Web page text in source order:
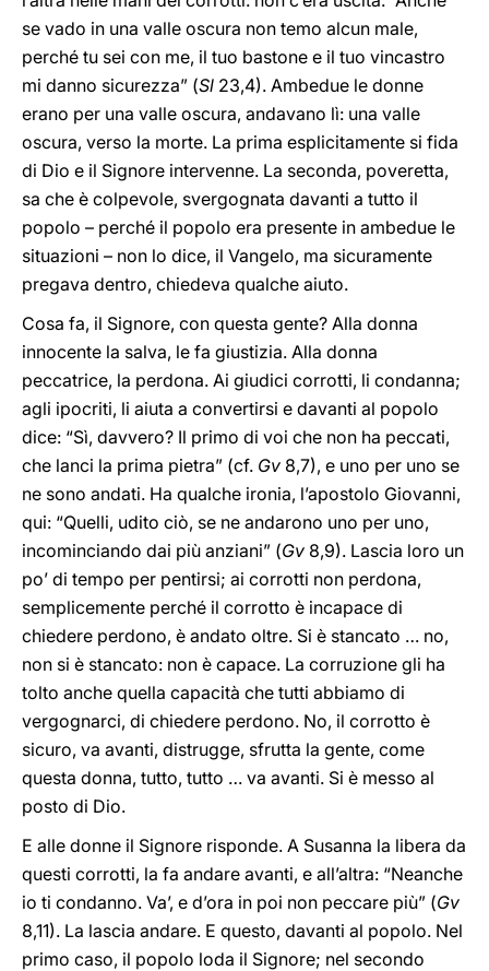
se vado in una valle oscura non temo alcun male,
perché tu sei con me, il tuo bastone e il tuo vincastro
mi danno sicurezza” (Sl 23,4). Ambedue le donne
erano per una valle oscura, andavano lì: una valle
oscura, verso la morte. La prima esplicitamente si fida
di Dio e il Signore intervenne. La seconda, poveretta,
sa che è colpevole, svergognata davanti a tutto il
popolo – perché il popolo era presente in ambedue le
situazioni – non lo dice, il Vangelo, ma sicuramente
pregava dentro, chiedeva qualche aiuto.
Cosa fa, il Signore, con questa gente? Alla donna
innocente la salva, le fa giustizia. Alla donna
peccatrice, la perdona. Ai giudici corrotti, li condanna;
agli ipocriti, li aiuta a convertirsi e davanti al popolo
dice: “Sì, davvero? Il primo di voi che non ha peccati,
che lanci la prima pietra” (cf. Gv 8,7), e uno per uno se
ne sono andati. Ha qualche ironia, l’apostolo Giovanni,
qui: “Quelli, udito ciò, se ne andarono uno per uno,
incominciando dai più anziani” (Gv 8,9). Lascia loro un
po’ di tempo per pentirsi; ai corrotti non perdona,
semplicemente perché il corrotto è incapace di
chiedere perdono, è andato oltre. Si è stancato … no,
non si è stancato: non è capace. La corruzione gli ha
tolto anche quella capacità che tutti abbiamo di
vergognarci, di chiedere perdono. No, il corrotto è
sicuro, va avanti, distrugge, sfrutta la gente, come
questa donna, tutto, tutto … va avanti. Si è messo al
posto di Dio.
E alle donne il Signore risponde. A Susanna la libera da
questi corrotti, la fa andare avanti, e all’altra: “Neanche
io ti condanno. Va’, e d’ora in poi non peccare più” (Gv
8,11). La lascia andare. E questo, davanti al popolo. Nel
primo caso, il popolo loda il Signore; nel secondo